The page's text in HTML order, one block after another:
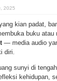
2025
kian padat,
buku
— media audio
diri.
sunyi di
kehidupan,